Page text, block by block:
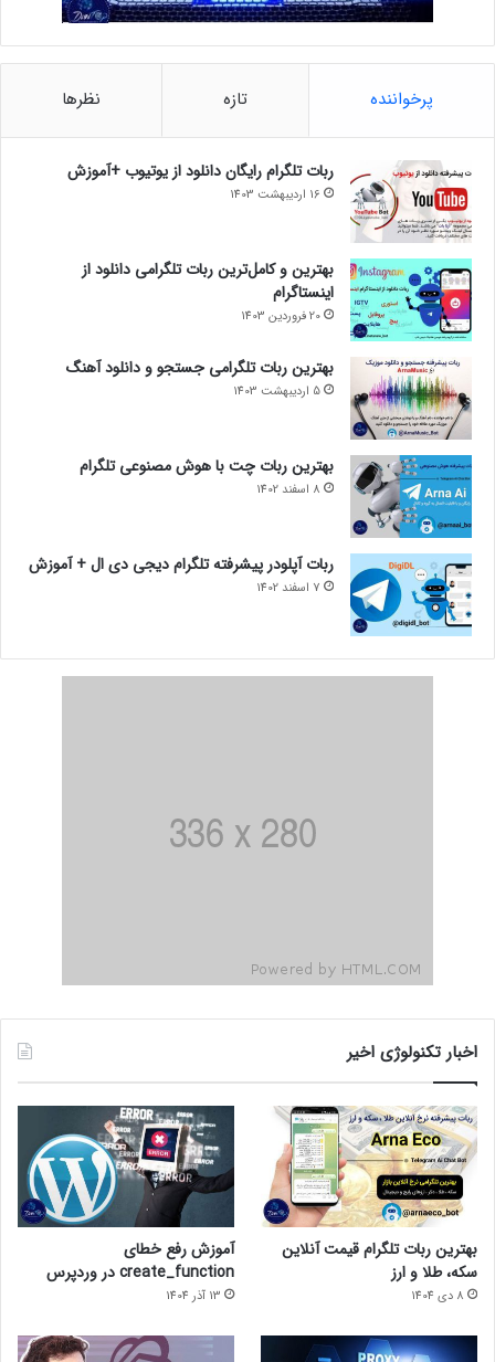
پرخواننده تازه نظرها
ربات تلگرام رایگان دانلود از یوتیوب +آموزش
16 اردیبهشت 1403
بهترین و کامل‌ترین ربات تلگرامی دانلود از
اینستاگرام
20 فروردین 1403
بهترین ربات تلگرامی جستجو و دانلود آهنگ
5 اردیبهشت 1403
بهترین ربات چت با هوش مصنوعی تلگرام
8 اسفند 1402
ربات آپلودر پیشرفته تلگرام دیجی دی ال + آموزش
7 اسفند 1402
اخبار تکنولوژی اخیر
بهترین ربات تلگرام قیمت آنلاین
سکه، طلا و ارز
8 دی 1404
آموزش رفع خطای
create_function در وردپرس
13 آذر 1404